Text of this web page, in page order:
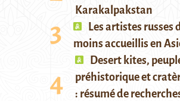
Karakalpakstan
Les artistes russes
moins accueillis en
Desert kites,
préhistorique et
: résumé de